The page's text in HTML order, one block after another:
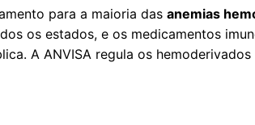
para a maioria das anemias
os estados, e os medicamentos
A ANVISA regula os